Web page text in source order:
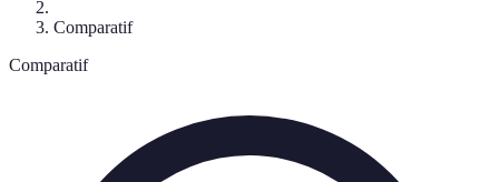
Comparatif
Comparatif